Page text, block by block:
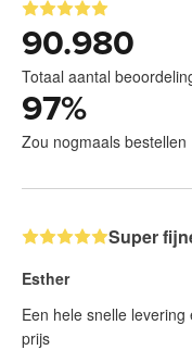
90.980
Totaal aantal
97%
Zou nogmaals bestellen
Super
Esther
Een hele snelle
prijs